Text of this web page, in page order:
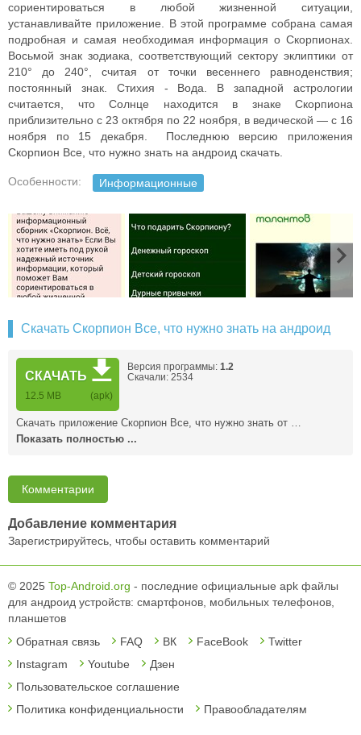
сориентироваться в любой жизненной ситуации,
устанавливайте приложение. В этой программе собрана самая
подробная и самая необходимая информация о Скорпионах.
Восьмой знак зодиака, соответствующий сектору эклиптики от
210° до 240°, считая от точки весеннего равноденствия;
постоянный знак. Стихия - Вода. В западной астрологии
считается, что Солнце находится в знаке Скорпиона
приблизительно с 23 октября по 22 ноября, в ведической — с 16
ноября по 15 декабря. Последнюю версию приложения
Скорпион Все, что нужно знать на андроид скачать.
Особенности: Информационные
Скачать Скорпион Все, что нужно знать на андроид
СКАЧАТЬ
12.5 MB (apk)
Версия программы: 1.2
Скачали: 2534
Скачать приложение Скорпион Все, что нужно знать от …
Показать полностью ...
Комментарии
Добавление комментария
Зарегистрируйтесь, чтобы оставить комментарий
© 2025 Top-Android.org - последние официальные apk файлы
для андроид устройств: смартфонов, мобильных телефонов,
планшетов
Обратная связь
FAQ ВК FaceBook
Twitter
Instagram
Youtube
Дзен
Пользовательское соглашение
Политика конфиденциальности
Правообладателям